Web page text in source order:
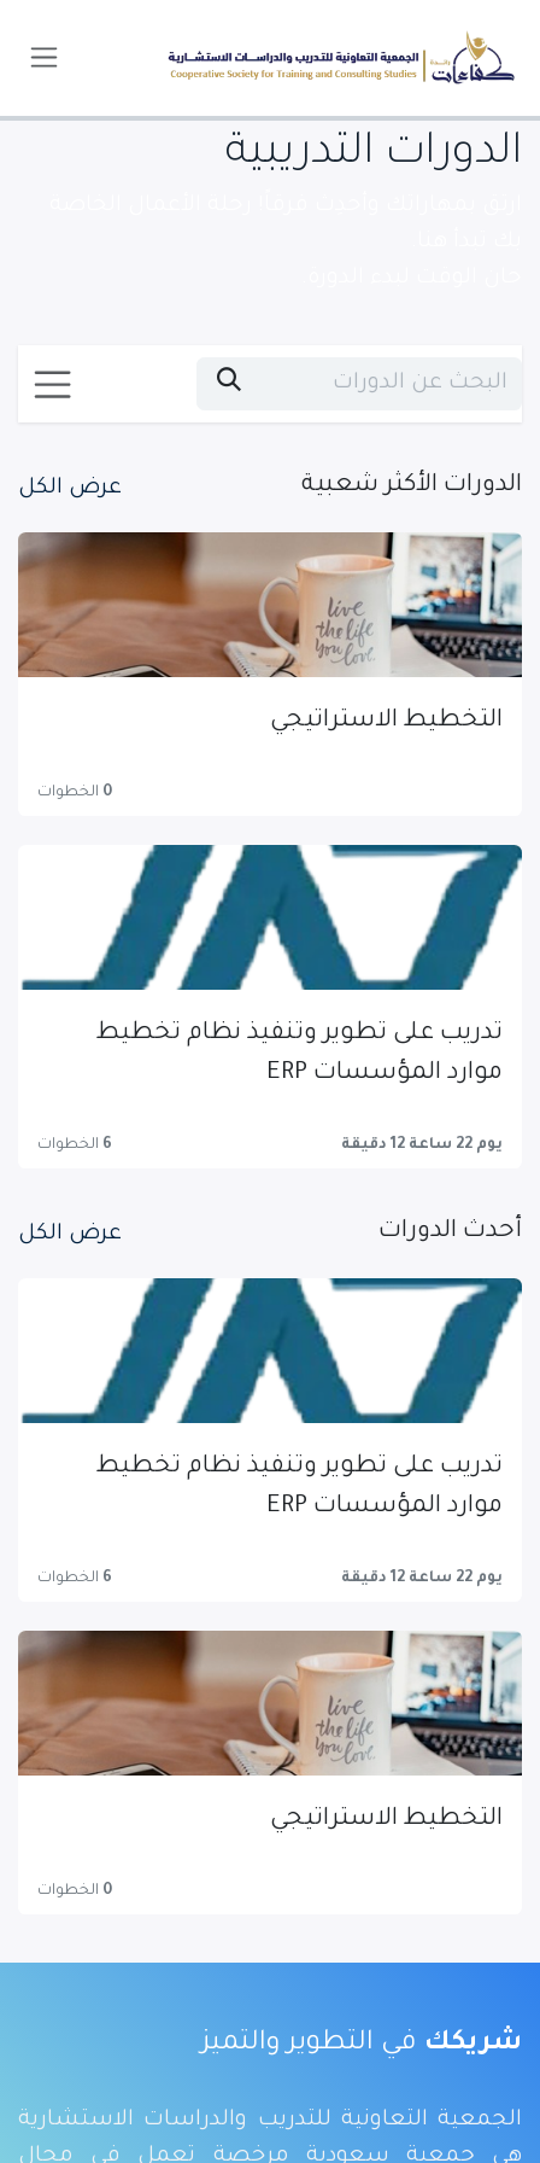
الدورات التدريبية
عرض الكل الدورات الأكثر شعبية
التخطيط الاستراتيجي
0 الخطوات
تدريب على تطوير وتنفيذ نظام تخطيط
موارد المؤسسات ERP
يوم 22 ساعة 12 دقيقة 6 الخطوات
عرض الكل أحدث الدورات
تدريب على تطوير وتنفيذ نظام تخطيط
موارد المؤسسات ERP
يوم 22 ساعة 12 دقيقة 6 الخطوات
التخطيط الاستراتيجي
0 الخطوات
شريكك في التطوير والتميز
الجمعية التعاونية للتدريب والدراسات الاستشارية
هي جمعية سعودية مرخصة تعمل في مجال